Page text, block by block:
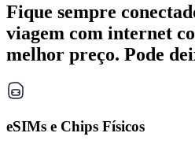
Fique sempre
viagem com internet
melhor preço. Pode
eSIMs e Chips Físicos